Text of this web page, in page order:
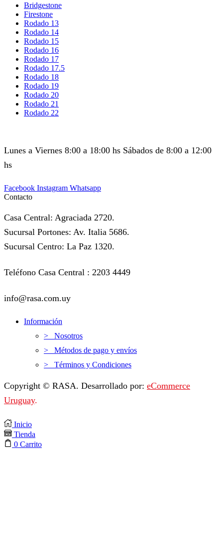
Bridgestone
Firestone
Rodado 13
Rodado 14
Rodado 15
Rodado 16
Rodado 17
Rodado 17.5
Rodado 18
Rodado 19
Rodado 20
Rodado 21
Rodado 22
Lunes a Viernes 8:00 a 18:00 hs Sábados de 8:00 a 12:00
hs
Facebook Instagram Whatsapp
Contacto
Casa Central: Agraciada 2720.
Sucursal Portones: Av. Italia 5686.
Sucursal Centro: La Paz 1320.
Teléfono Casa Central : 2203 4449
info@rasa.com.uy
Información
> Nosotros
> Métodos de pago y envíos
> Términos y Condiciones
Copyright © RASA. Desarrollado por: eCommerce
Uruguay.
Inicio
Tienda
0 Carrito